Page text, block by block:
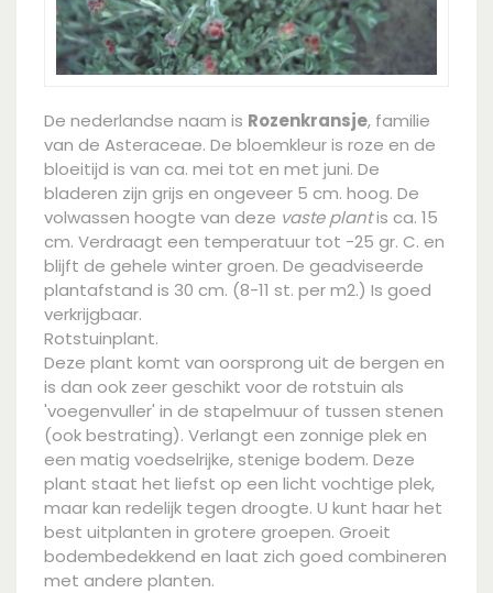
De nederlandse naam is Rozenkransje, familie
van de Asteraceae. De bloemkleur is roze en de
bloeitijd is van ca. mei tot en met juni. De
bladeren zijn grijs en ongeveer 5 cm. hoog. De
volwassen hoogte van deze vaste plantis ca. 15
cm. Verdraagt een temperatuur tot -25 gr. C. en
blijft de gehele winter groen. De geadviseerde
plantafstand is 30 cm. (8-11 st. per m2.) Is goed
verkrijgbaar.
Rotstuinplant.
Deze plant komt van oorsprong uit de bergen en
is dan ook zeer geschikt voor de rotstuin als
'voegenvuller' in de stapelmuur of tussen stenen
(ook bestrating). Verlangt een zonnige plek en
een matig voedselrijke, stenige bodem. Deze
plant staat het liefst op een licht vochtige plek,
maar kan redelijk tegen droogte. U kunt haar het
best uitplanten in grotere groepen. Groeit
bodembedekkend en laat zich goed combineren
met andere planten.